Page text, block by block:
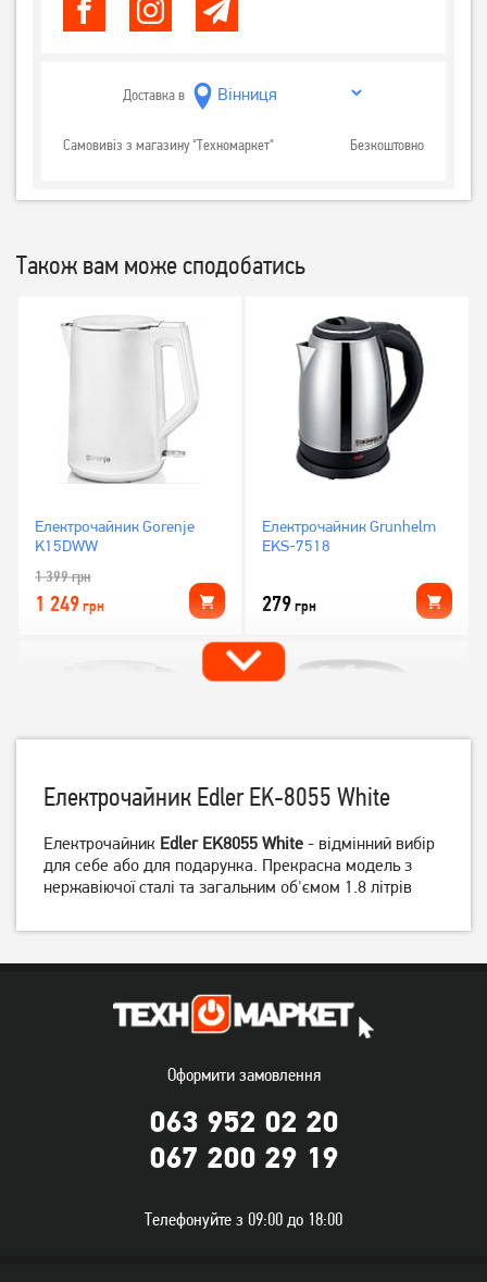
Доставка в
Самовивіз з магазину "Техномаркет" Безкоштовно
Також вам може сподобатись
Електрочайник Gorenje
K15DWW
1 399грн
1 249грн
Електрочайник Grunhelm
EKS-7518
279грн
Електрочайник Tefal
KI772D38
Електрочайник Tefal
KO260130
Електрочайник Tefal
Електрочайник Edler
Електрочайник Edler EK-8055 White
Електрочайник Edler EK8055 White - відмінний вибір
для себе або для подарунка. Прекрасна модель з
нержавіючої сталі та загальним об'ємом 1.8 літрів
Оформити замовлення
063 952 02 20
067 200 29 19
Телефонуйте з 09:00 до 18:00